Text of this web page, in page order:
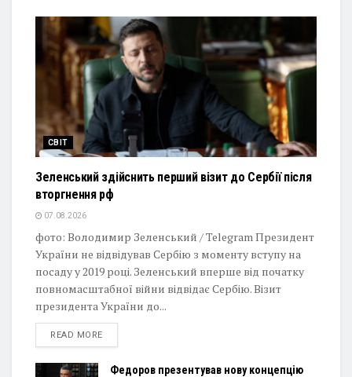
СВІТ
Зеленський здійснить перший візит до Сербії після
вторгнення рф
07.08.2026
фото: Володимир Зеленський / Telegram Президент
України не відвідував Сербію з моменту вступу на
посаду у 2019 році. Зеленський вперше від початку
повномасштабної війни відвідає Сербію. Візит
президента України до...
READ MOREDETAILS
Федоров презентував нову концепцію